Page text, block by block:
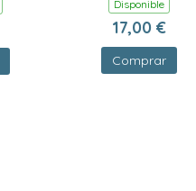
Disponible
17,00 €
Comprar